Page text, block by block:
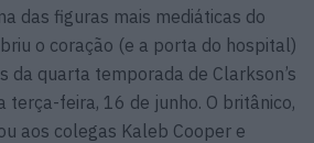
das figuras mais mediáticas do
o coração (e a porta do hospital)
da quarta temporada de Clarkson’s
terça-feira, 16 de junho. O britânico,
aos colegas Kaleb Cooper e